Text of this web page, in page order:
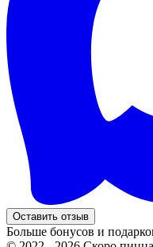
Оставить отзыв
Больше бонусов и